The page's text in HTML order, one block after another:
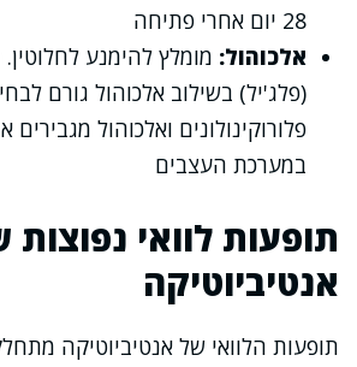
28 יום אחרי פתיחה
אלכוהול: מומלץ להימנע לחלוטין.
(פלג'יל) בשילוב אלכוהול גורם
פלורוקינולונים ואלכוהול
במערכת העצבים
תופעות לוואי נפוצות
אנטיביוטיקה
תופעות הלוואי של אנטיביוטיקה